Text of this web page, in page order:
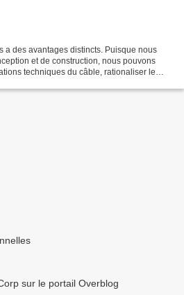
a des avantages distincts. Puisque nous
et de construction, nous pouvons
techniques du câble, rationaliser le
sur le portail Overblog